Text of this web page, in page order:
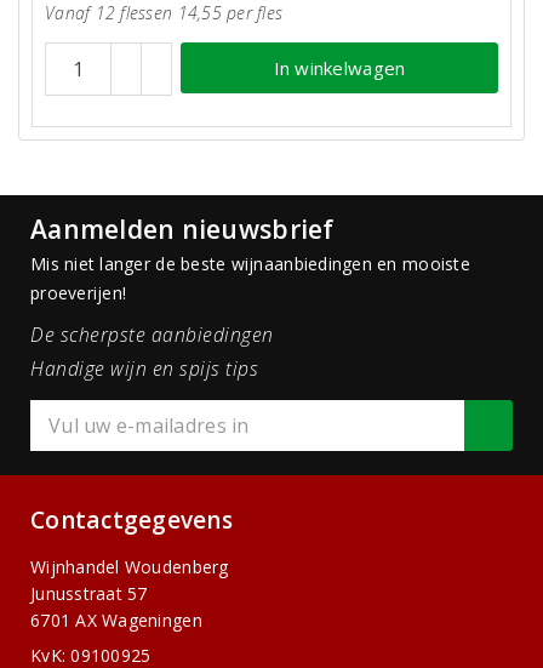
Vanaf 12 flessen 14,55 per fles
In winkelwagen
Aanmelden nieuwsbrief
Mis niet langer de beste wijnaanbiedingen en mooiste
proeverijen!
De scherpste aanbiedingen
Handige wijn en spijs tips
Contactgegevens
Wijnhandel Woudenberg
Junusstraat 57
6701 AX Wageningen
KvK: 09100925